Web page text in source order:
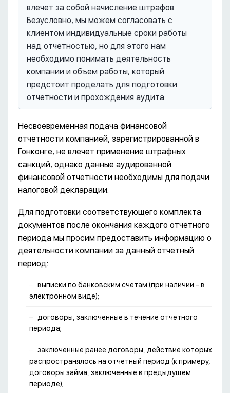
влечет за собой начисление штрафов.
Безусловно, мы можем согласовать с
клиентом индивидуальные сроки работы
над отчетностью, но для этого нам
необходимо понимать деятельность
компании и объем работы, который
предстоит проделать для подготовки
отчетности и прохождения аудита.
Несвоевременная подача финансовой
отчетности компанией, зарегистрированной в
Гонконге, не влечет применение штрафных
санкций, однако данные аудированной
финансовой отчетности необходимы для подачи
налоговой декларации.
Для подготовки соответствующего комплекта
документов после окончания каждого отчетного
периода мы просим предоставить информацию о
деятельности компании за данный отчетный
период:
выписки по банковским счетам (при наличии – в
электронном виде);
договоры, заключенные в течение отчетного
периода;
заключенные ранее договоры, действие которых
распространялось на отчетный период (к примеру,
договоры займа, заключенные в предыдущем
периоде);